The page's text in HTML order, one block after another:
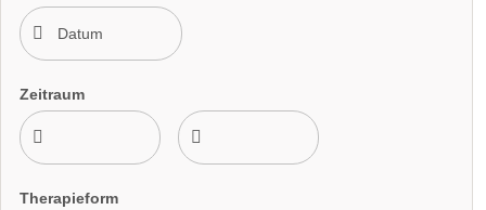
Zeitraum
Therapieform